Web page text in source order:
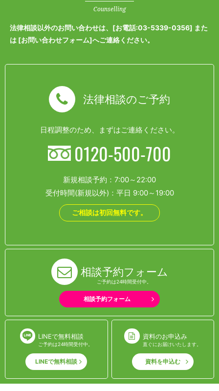
Counselling
法律相談以外のお問い合わせは、[お電話:03-5339-0356] また
は [お問い合わせフォーム]へご連絡ください。
法律相談のご予約
日程調整のため、まずはご連絡ください。
0120-500-700
新規相談予約：7:00～22:00
受付時間(新規以外)：平日 9:00～19:00
ご相談は初回無料です。
相談予約フォーム
ご予約は24時間受付中。
相談予約フォーム
LINEで無料相談
ご予約は24時間受付中。
LINEで無料相談
資料のお申込み
直ぐにお届けいたします。
資料を申込む